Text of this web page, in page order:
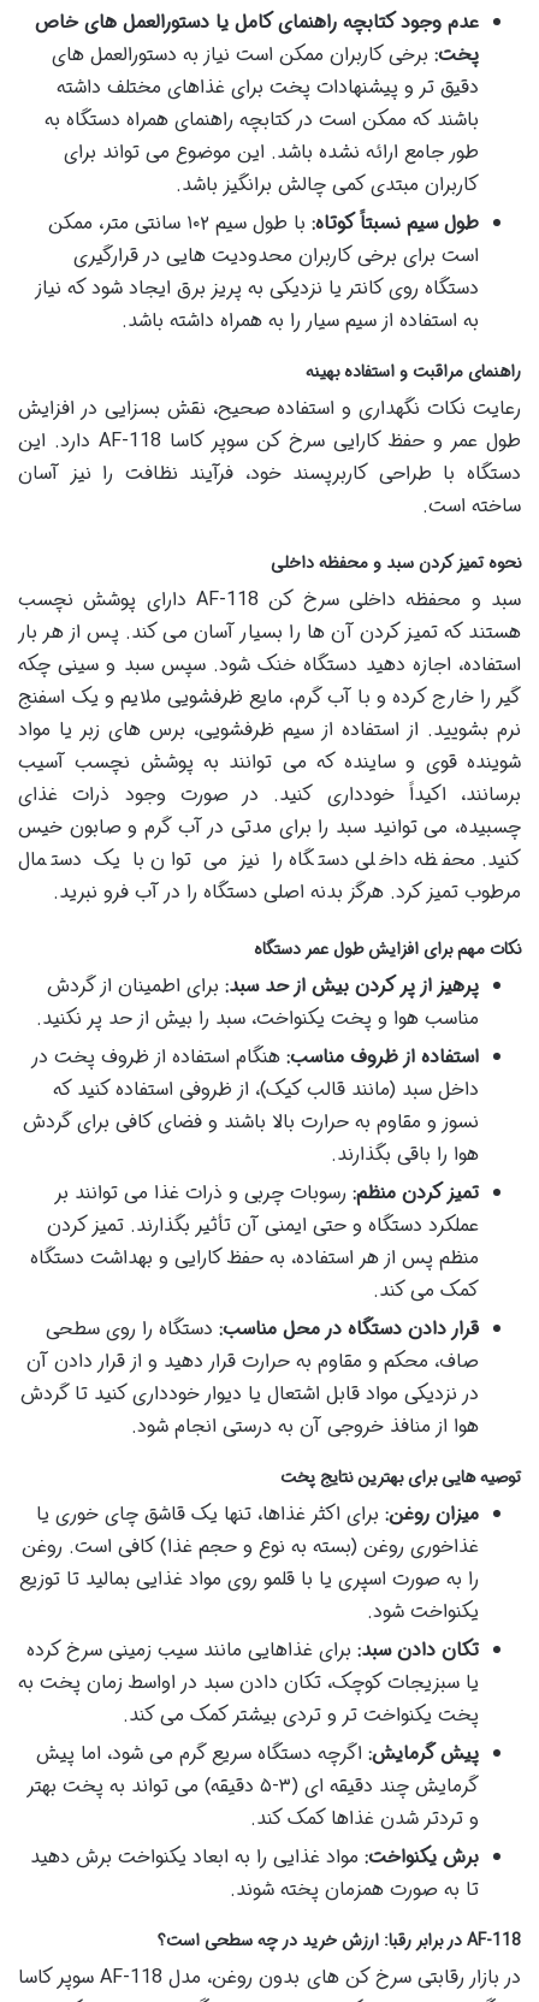
عدم وجود کتابچه راهنمای کامل یا دستورالعمل های خاص
پخت: برخی کاربران ممکن است نیاز به دستورالعمل های
دقیق تر و پیشنهادات پخت برای غذاهای مختلف داشته
باشند که ممکن است در کتابچه راهنمای همراه دستگاه به
طور جامع ارائه نشده باشد. این موضوع می تواند برای
کاربران مبتدی کمی چالش برانگیز باشد.
طول سیم نسبتاً کوتاه:
با طول سیم ۱۰۲ سانتی متر، ممکن
است برای برخی کاربران محدودیت هایی در قرارگیری
دستگاه روی کانتر یا نزدیکی به پریز برق ایجاد شود که نیاز
به استفاده از سیم سیار را به همراه داشته باشد.
راهنمای مراقبت و استفاده بهینه
رعایت نکات نگهداری و استفاده صحیح، نقش بسزایی در افزایش
طول عمر و حفظ کارایی سرخ کن سوپر کاسا AF-118 دارد. این
دستگاه با طراحی کاربرپسند خود، فرآیند نظافت را نیز آسان
ساخته است.
نحوه تمیز کردن سبد و محفظه داخلی
سبد و محفظه داخلی سرخ کن AF-118 دارای پوشش نچسب
هستند که تمیز کردن آن ها را بسیار آسان می کند. پس از هر بار
استفاده، اجازه دهید دستگاه خنک شود. سپس سبد و سینی چکه
گیر را خارج کرده و با آب گرم، مایع ظرفشویی ملایم و یک اسفنج
نرم بشویید. از استفاده از سیم ظرفشویی، برس های زبر یا مواد
شوینده قوی و ساینده که می توانند به پوشش نچسب آسیب
برسانند، اکیداً خودداری کنید. در صورت وجود ذرات غذای
چسبیده، می توانید سبد را برای مدتی در آب گرم و صابون خیس
کنید. محفظه داخلی دستگاه را نیز می توان با یک دستمال
مرطوب تمیز کرد. هرگز بدنه اصلی دستگاه را در آب فرو نبرید.
نکات مهم برای افزایش طول عمر دستگاه
پرهیز از پر کردن بیش از حد سبد: برای اطمینان از گردش
مناسب هوا و پخت یکنواخت، سبد را بیش از حد پر نکنید.
استفاده از ظروف مناسب: هنگام استفاده از ظروف پخت در
داخل سبد (مانند قالب کیک)، از ظروفی استفاده کنید که
نسوز و مقاوم به حرارت بالا باشند و فضای کافی برای گردش
هوا را باقی بگذارند.
تمیز کردن منظم: رسوبات چربی و ذرات غذا می توانند بر
عملکرد دستگاه و حتی ایمنی آن تأثیر بگذارند. تمیز کردن
منظم پس از هر استفاده، به حفظ کارایی و بهداشت دستگاه
کمک می کند.
قرار دادن دستگاه در محل مناسب: دستگاه را روی سطحی
صاف، محکم و مقاوم به حرارت قرار دهید و از قرار دادن آن
در نزدیکی مواد قابل اشتعال یا دیوار خودداری کنید تا گردش
هوا از منافذ خروجی آن به درستی انجام شود.
توصیه هایی برای بهترین نتایج پخت
میزان روغن: برای اکثر غذاها، تنها یک قاشق چای خوری یا
غذاخوری روغن (بسته به نوع و حجم غذا) کافی است. روغن
را به صورت اسپری یا با قلمو روی مواد غذایی بمالید تا توزیع
یکنواخت شود.
تکان دادن سبد: برای غذاهایی مانند سیب زمینی سرخ کرده
یا سبزیجات کوچک، تکان دادن سبد در اواسط زمان پخت به
پخت یکنواخت تر و تردی بیشتر کمک می کند.
پیش گرمایش: اگرچه دستگاه سریع گرم می شود، اما پیش
گرمایش چند دقیقه ای (۳-۵ دقیقه) می تواند به پخت بهتر
و تردتر شدن غذاها کمک کند.
برش یکنواخت: مواد غذایی را به ابعاد یکنواخت برش دهید
تا به صورت همزمان پخته شوند.
AF-118 در برابر رقبا: ارزش خرید در چه سطحی است؟
در بازار رقابتی سرخ کن های بدون روغن، مدل AF-118 سوپر کاسا